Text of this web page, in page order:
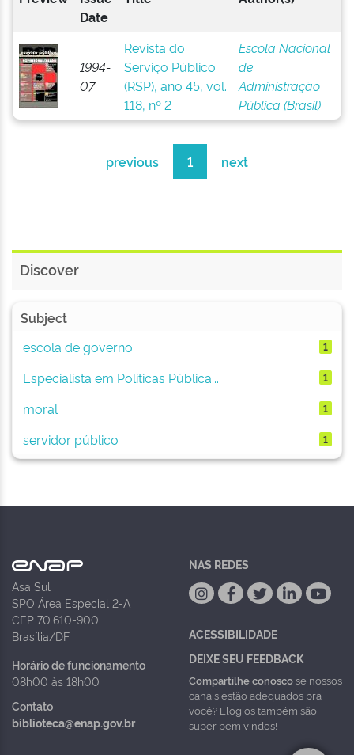
Date
1994-
07
Revista do
Serviço Público
(RSP), ano 45, vol.
118, nº 2
Escola Nacional
de
Administração
Pública (Brasil)
previous 1 next
Discover
Subject
escola de governo
1
Especialista em Políticas Pública... 1
moral 1
servidor público 1
Asa Sul
SPO Área Especial 2-A
CEP 70.610-900
Brasília/DF
Horário de funcionamento
08h00 às 18h00
Contato
biblioteca@enap.gov.br
NAS REDES
ACESSIBILIDADE
DEIXE SEU FEEDBACK
Compartilhe conoscose nossos
canais estão adequados pra
você? Elogios também são
super bem vindos!